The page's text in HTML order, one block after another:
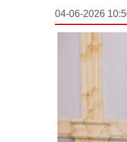
04-06-2026